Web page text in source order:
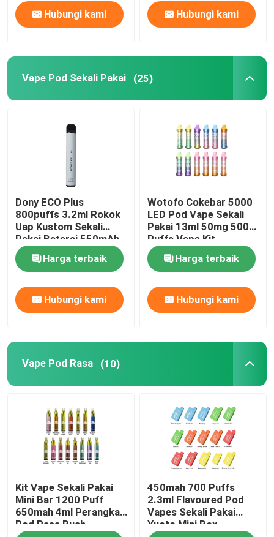
Produk
Tentang kami
Kontrol kualitas
Hubungi kami Hubungi kami
Vape Pod Sekali Pakai (25)
Dony ECO Plus
800puffs 3.2ml Rokok
Uap Kustom Sekali
Pakai Baterai 550mAh
15 Rasa
Harga terbaik
Hubungi kami
Wotofo Cokebar 5000
LED Pod Vape Sekali
Pakai 13ml 50mg 5000
Puffs Vape Kit
Harga terbaik
Hubungi kami
Vape Pod Rasa (10)
Kit Vape Sekali Pakai
Mini Bar 1200 Puff
650mah 4ml Perangkat
Pod Rasa Buah
450mah 700 Puffs
2.3ml Flavoured Pod
Vapes Sekali Pakai
Yuoto Mini Box